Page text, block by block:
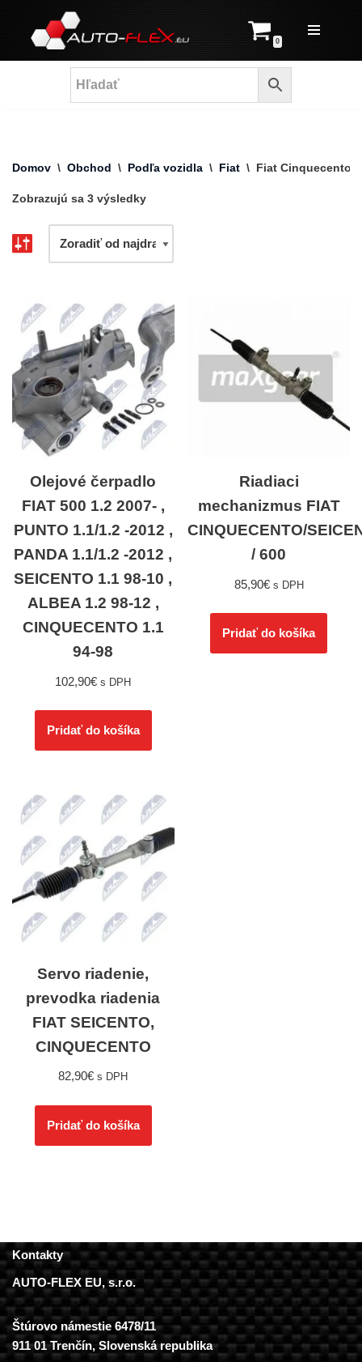
Prejsť
na
0
Domov \ Obchod \ Podľa vozidla \ Fiat \ Fiat Cinquecento
Zobrazujú sa 3 výsledky
Olejové čerpadlo
FIAT 500 1.2 2007- ,
PUNTO 1.1/1.2 -2012 ,
PANDA 1.1/1.2 -2012 ,
SEICENTO 1.1 98-10 ,
ALBEA 1.2 98-12 ,
CINQUECENTO 1.1
94-98
102,90€ s DPH
Pridať do košíka
Riadiaci
mechanizmus FIAT
CINQUECENTO/
/ 600
85,90€ s DPH
Pridať do košíka
Servo riadenie,
prevodka riadenia
FIAT SEICENTO,
CINQUECENTO
82,90€ s DPH
Pridať do košíka
Kontakty
AUTO-FLEX EU, s.r.o.
Štúrovo námestie 6478/11
911 01 Trenčín, Slovenská republika